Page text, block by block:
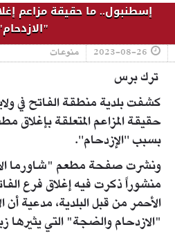
إسطنبول.. ما حقيقة مزاعم
2023-08-26 منوعات
ترك برس
كشفت بلدية منطقة الفاتح في
حقيقة المزاعم المتعلقة بإغلاق
بسبب ''الإزدحام''.
ونشرت صفحة مطعم "شاورما
منشوراً ذكرت فيه إغلاق فرع
الأحمر من قبل البلدية، مدعية أن
"الازدحام والضجة" التي يثيرها